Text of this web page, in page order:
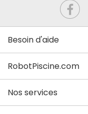
Besoin d'aide
RobotPiscine.com
Nos services